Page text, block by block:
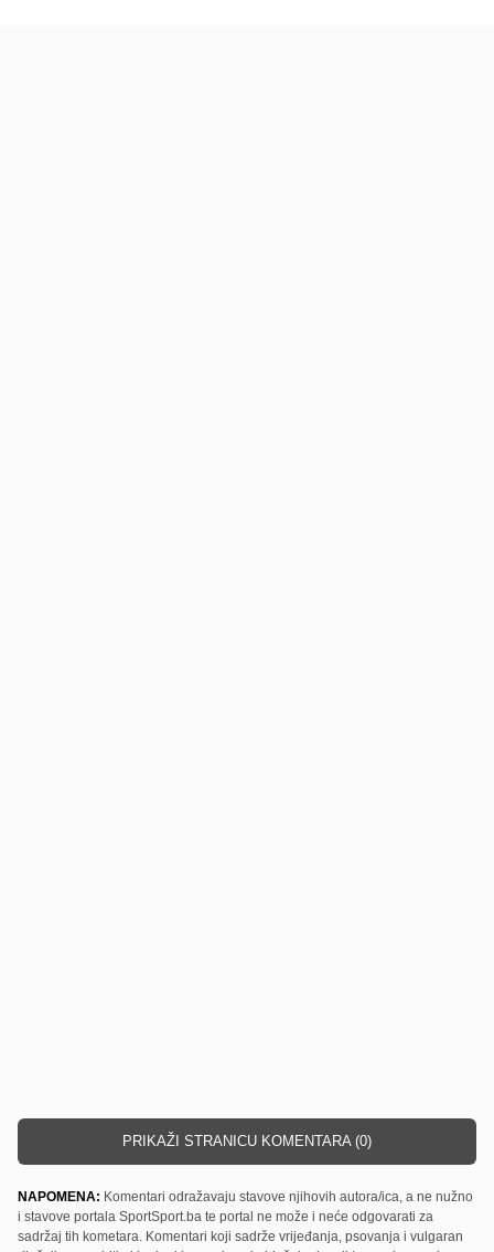
PRIKAŽI STRANICU KOMENTARA (0)
NAPOMENA: Komentari odražavaju stavove njihovih autora/ica, a ne nužno
i stavove portala SportSport.ba te portal ne može i neće odgovarati za
sadržaj tih kometara. Komentari koji sadrže vrijeđanja, psovanja i vulgaran